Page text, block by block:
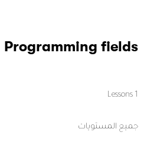
fields
1 Lessons
جميع المستويات